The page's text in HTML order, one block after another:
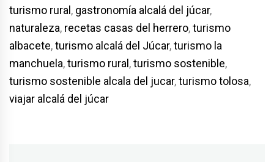
turismo rural , gastronomía alcalá del júcar,
naturaleza, recetas casas del herrero,turismo
albacete,turismo alcalá del Júcar,turismo la
manchuela,turismo rural ,turismo sostenible,
turismo sostenible alcala del jucar,turismo tolosa,
viajar alcalá del júcar